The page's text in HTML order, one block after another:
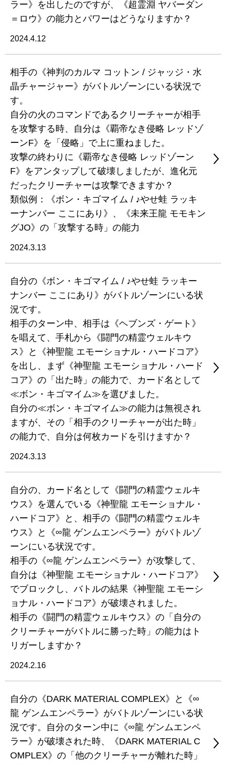
ラー》を出したのですが、《超霊淵 ヤバーダン
＝ロウ》の能力とパワーはどうなりますか？
2024.4.12
相手の《神判のカルマ コットン / ジャッジ・水
晶チャージャー》がバトルゾーンにいる状況で
す。
自分の火のコマンドであるクリーチャーが相手
を攻撃する時、自分は《覇帝なき侵略 レッドゾ
ーンF》を「侵略」で上に重ねました。
攻撃の終わりに《覇帝なき侵略 レッドゾーン
F》をアンタップして破壊しましたが、進化元
だったクリーチャーは攻撃できますか？
類似例：《ボン・キゴマイム / ♪やせ蛙 ラッキ
ーナンバー ここにあり》、《未来王龍 モモキン
グJO》の「攻撃する時」の能力
2024.3.13
自分の《ボン・キゴマイム / ♪やせ蛙 ラッキー
ナンバー ここにあり》がバトルゾーンにいる状
況です。
相手のターン中、相手は《ヘブンズ・ゲート》
を唱えて、手札から《闘門の精霊ウェルキウ
ス》と《神聖龍 エモーショナル・ハードコア》
を出し、まず《神聖龍 エモーショナル・ハード
コア》の「出た時」の能力で、カード名として
≪ボン・キゴマイム≫を選びました。
自分の≪ボン・キゴマイム≫の能力は無視され
ますが、その「相手のクリーチャーが出た時」
の能力で、自分は何枚カードを引けますか？
2024.3.13
自分の、カード名として《闘門の精霊ウェルキ
ウス》を選んでいる《神聖龍 エモーショナル・
ハードコア》と、相手の《闘門の精霊ウェルキ
ウス》と《∞龍 ゲンムエンペラー》がバトルゾ
ーンにいる状況です。
相手の《∞龍 ゲンムエンペラー》が攻撃して、
自分は《神聖龍 エモーショナル・ハードコア》
でブロックし、バトルの結果《神聖龍 エモーシ
ョナル・ハードコア》が破壊されました。
相手の《闘門の精霊ウェルキウス》の「自分の
クリーチャーがバトルに勝った時」の能力はト
リガーしますか？
2024.2.16
自分の《DARK MATERIAL COMPLEX》と《∞
龍 ゲンムエンペラー》がバトルゾーンにいる状
況です。自分のターン中に《∞龍 ゲンムエンペ
ラー》が破壊された時、《DARK MATERIAL C
OMPLEX》の「他のクリーチャーが離れた時」